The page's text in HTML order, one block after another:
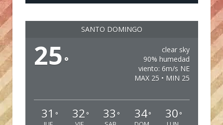
SANTO DOMINGO
25 °
clear sky
90% humedad
viento: 6m/s NE
MAX 25 • MIN 25
31 ° 32 ° 33 ° 34° 30 °